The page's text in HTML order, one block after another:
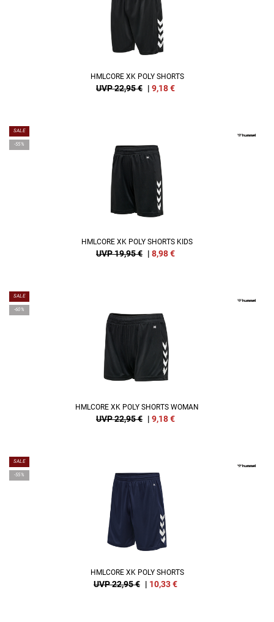
HMLCORE XK POLY SHORTS
UVP 22,95 € | 9,18€
SALE
-55%
HMLCORE XK POLY SHORTS KIDS
UVP 19,95 € | 8,98€
SALE
-60%
HMLCORE XK POLY SHORTS WOMAN
UVP 22,95 € | 9,18€
SALE
-55%
HMLCORE XK POLY SHORTS
UVP 22,95 € | 10,33€